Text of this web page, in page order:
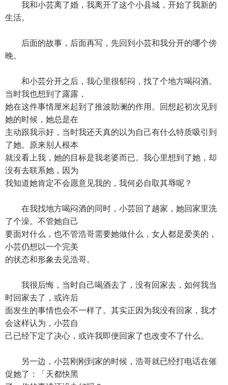
我和小芸离了婚，我离开了这个小县城，开始了我新的
生活。
后面的故事，后面再写，先回到小芸和我分开的哪个傍
晚。
和小芸分开之后，我心里很郁闷，找了个地方喝闷酒。
当时我也想到了露露，
她在这件事情厘米起到了推波助澜的作用。回想起初次见到
她的时候，她总是在
主动跟我示好，当时我还天真的以为自己有什么特质吸引到
了她。原来别人根本
就没看上我，她的目标是我老婆而已。我心里想到了她，却
没有去联系她，因为
我知道她肯定不会愿意见我的，我何必自取其辱呢？
在我找地方喝闷酒的同时，小芸回了趟家，她回家里洗
了个澡。不管她自己
要面对什么，也不管浩哥需要她做什么，女人都是爱美的，
小芸仍想以一个完美
的状态和形象去见浩哥。
我很后悔，当时自己喝酒去了，没有回家去，如何我当
时回家去了，或许后
面发生的事情也会不一样了。其实正因为我没有回家，我才
会这样认为，小芸自
己已经下定了决心，或许我即便回家了也改变不了什么。
另一边，小芸刚刚到家的时候，浩哥就已经打电话在催
促她了：「天都快黑